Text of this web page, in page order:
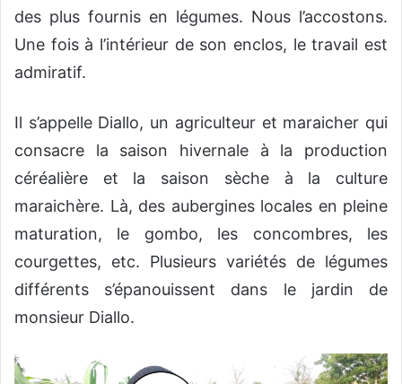
des plus fournis en légumes. Nous l’accostons.
Une fois à l’intérieur de son enclos, le travail est
admiratif.
Il s’appelle Diallo, un agriculteur et maraicher qui
consacre la saison hivernale à la production
céréalière et la saison sèche à la culture
maraichère. Là, des aubergines locales en pleine
maturation, le gombo, les concombres, les
courgettes, etc. Plusieurs variétés de légumes
différents s’épanouissent dans le jardin de
monsieur Diallo.